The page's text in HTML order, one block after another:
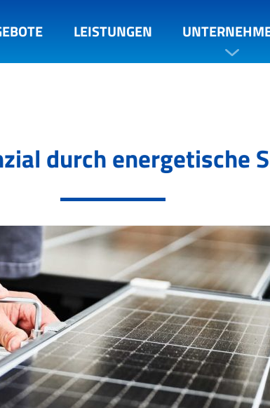
LEISTUNGEN
durch energetische